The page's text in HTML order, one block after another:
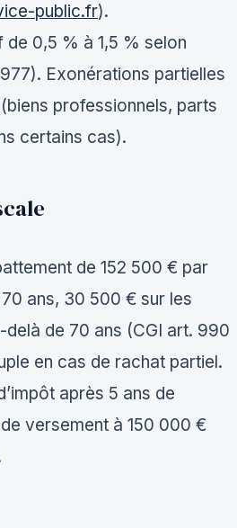
public.fr).
0,5 % à 1,5 % selon
Exonérations partielles
professionnels, parts
certains cas).
de 152 500 € par
ans, 30 500 € sur les
de 70 ans (CGI art. 990
en cas de rachat partiel.
après 5 ans de
versement à 150 000 €